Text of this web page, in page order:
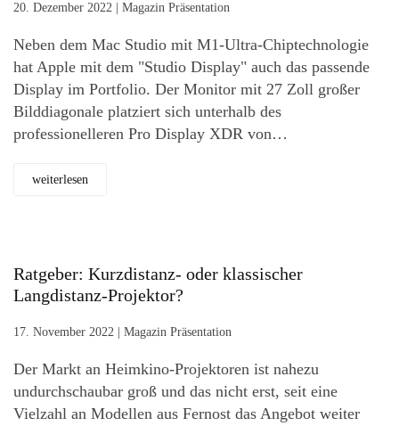
20. Dezember 2022 Magazin Präsentation
Neben dem Mac Studio mit M1-Ultra-Chiptechnologie
hat Apple mit dem "Studio Display" auch das passende
Display im Portfolio. Der Monitor mit 27 Zoll großer
Bilddiagonale platziert sich unterhalb des
professionelleren Pro Display XDR von…
weiterlesen
Ratgeber: Kurzdistanz- oder klassischer
Langdistanz-Projektor?
17. November 2022 Magazin Präsentation
Der Markt an Heimkino-Projektoren ist nahezu
undurchschaubar groß und das nicht erst, seit eine
Vielzahl an Modellen aus Fernost das Angebot weiter